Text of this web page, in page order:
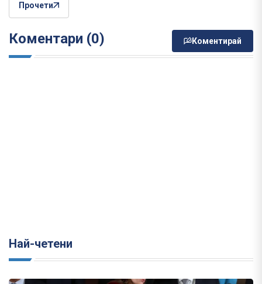
Прочети
Коментари (0) Коментирай
Най-четени